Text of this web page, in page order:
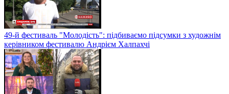
49-й фестиваль "Молодість": підбиваємо підсумки з художнім
керівником фестивалю Андрієм Халпахчі